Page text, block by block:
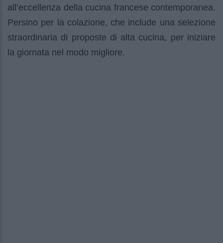
all’eccellenza della cucina francese contemporanea.
Persino per la colazione, che include una selezione
straordinaria di proposte di alta cucina, per iniziare
la giornata nel modo migliore.